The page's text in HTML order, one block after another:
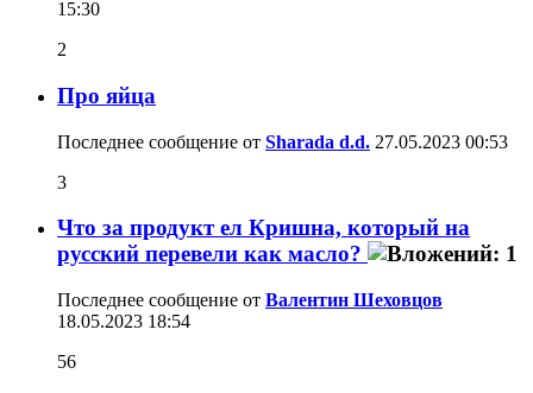
15:30
2
Про яйца
Последнее сообщение от Sharada d.d. 27.05.2023 00:53
3
Что за продукт ел Кришна, который на
русский перевели как масло?
Последнее сообщение от Валентин Шеховцов
18.05.2023 18:54
56